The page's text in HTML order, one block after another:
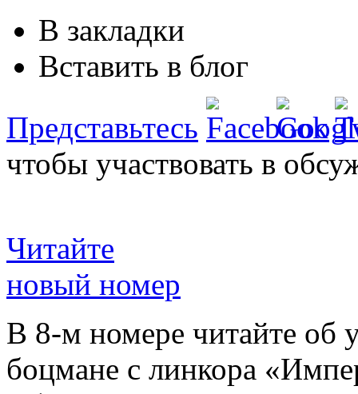
В закладки
Вставить в блог
Представьтесь
чтобы участвовать в
Читайте
новый номер
В 8-м номере читайте об
боцмане с линкора